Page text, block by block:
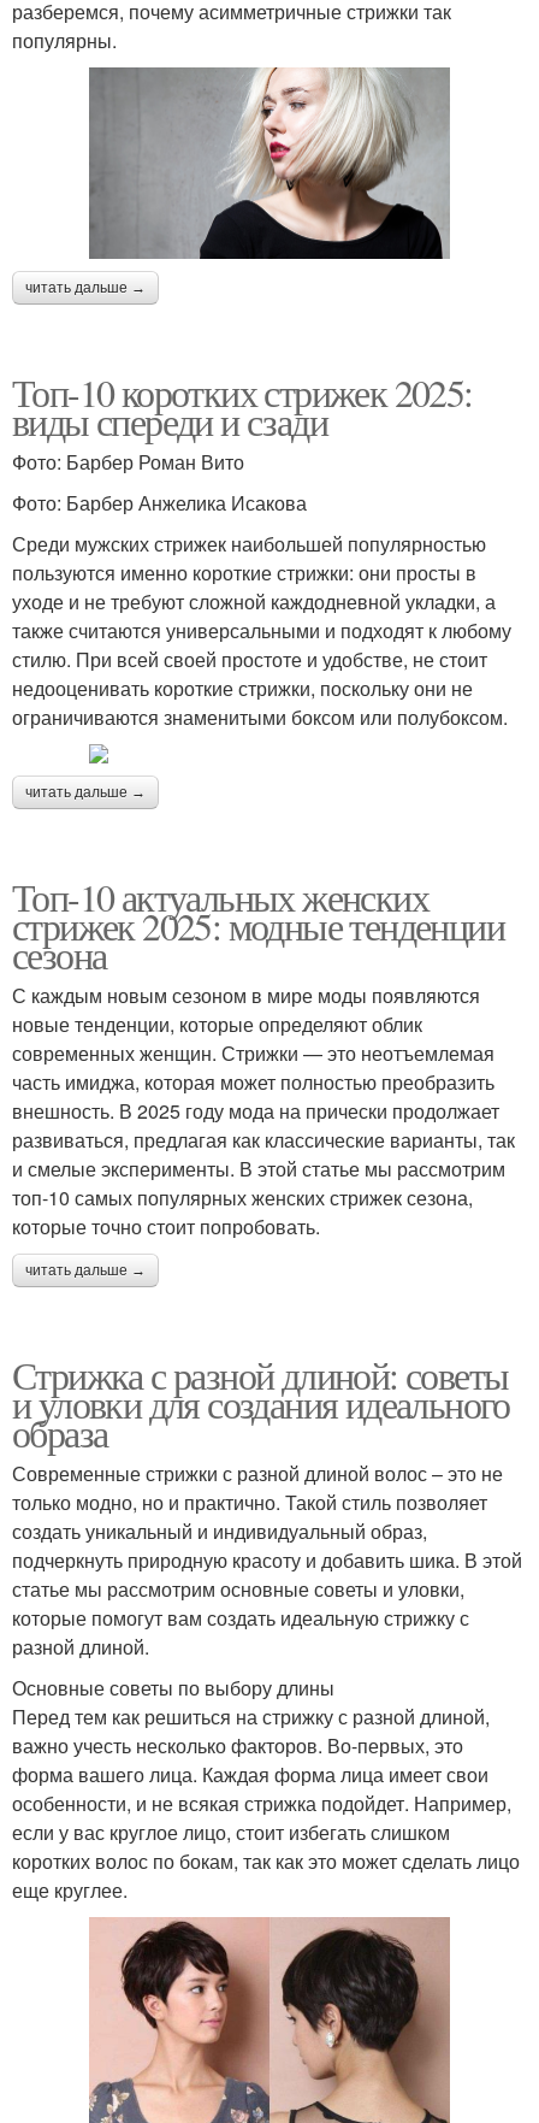
разберемся, почему асимметричные стрижки так
популярны.
читать дальше →
Топ-10 коротких стрижек 2025:
виды спереди и сзади
Фото: Барбер Роман Вито
Фото: Барбер Анжелика Исакова
Среди мужских стрижек наибольшей популярностью
пользуются именно короткие стрижки: они просты в
уходе и не требуют сложной каждодневной укладки, а
также считаются универсальными и подходят к любому
стилю. При всей своей простоте и удобстве, не стоит
недооценивать короткие стрижки, поскольку они не
ограничиваются знаменитыми боксом или полубоксом.
читать дальше →
Топ-10 актуальных женских
стрижек 2025: модные тенденции
сезона
С каждым новым сезоном в мире моды появляются
новые тенденции, которые определяют облик
современных женщин. Стрижки — это неотъемлемая
часть имиджа, которая может полностью преобразить
внешность. В 2025 году мода на прически продолжает
развиваться, предлагая как классические варианты, так
и смелые эксперименты. В этой статье мы рассмотрим
топ-10 самых популярных женских стрижек сезона,
которые точно стоит попробовать.
читать дальше →
Стрижка с разной длиной: советы
и уловки для создания идеального
образа
Современные стрижки с разной длиной волос – это не
только модно, но и практично. Такой стиль позволяет
создать уникальный и индивидуальный образ,
подчеркнуть природную красоту и добавить шика. В этой
статье мы рассмотрим основные советы и уловки,
которые помогут вам создать идеальную стрижку с
разной длиной.
Основные советы по выбору длины
Перед тем как решиться на стрижку с разной длиной,
важно учесть несколько факторов. Во-первых, это
форма вашего лица. Каждая форма лица имеет свои
особенности, и не всякая стрижка подойдет. Например,
если у вас круглое лицо, стоит избегать слишком
коротких волос по бокам, так как это может сделать лицо
еще круглее.